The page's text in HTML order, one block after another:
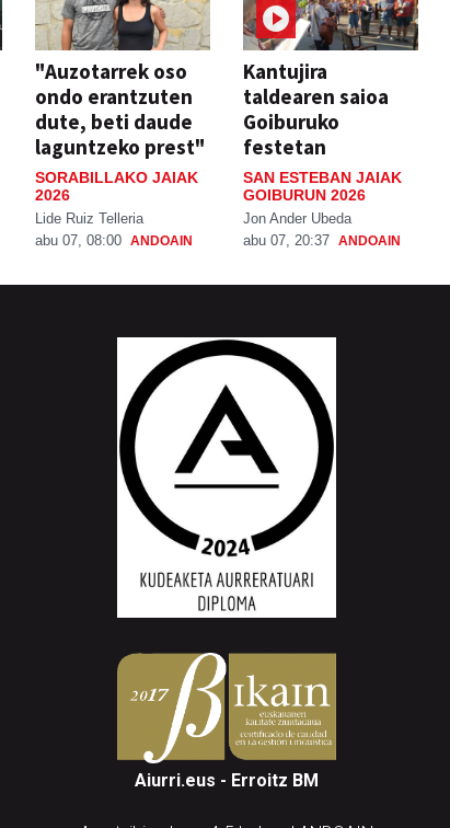
"Auzotarrek oso
ondo erantzuten
dute, beti daude
laguntzeko prest"
SORABILLAKO JAIAK
2026
Lide Ruiz Telleria
abu 07, 08:00 ANDOAIN
Kantujira
taldearen saioa
Goiburuko
festetan
SAN ESTEBAN JAIAK
GOIBURUN 2026
Jon Ander Ubeda
abu 07, 20:37 ANDOAIN
Aiurri.eus - Erroitz BM